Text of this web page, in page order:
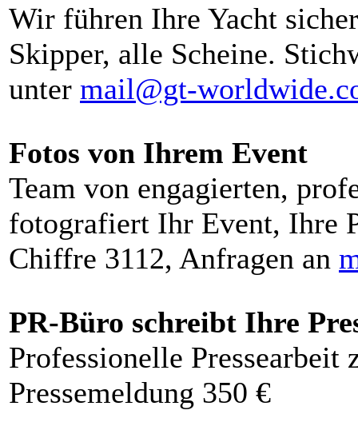
Wir führen Ihre Yacht
Skipper, alle Scheine.
unter mail@gt-
Fotos von Ihrem Event
Team von engagierten,
fotografiert Ihr Event, Ihre
Chiffre 3112, Anfragen an
PR-Büro schreibt Ihre
Professionelle Pressearbeit
Pressemeldung 350 €